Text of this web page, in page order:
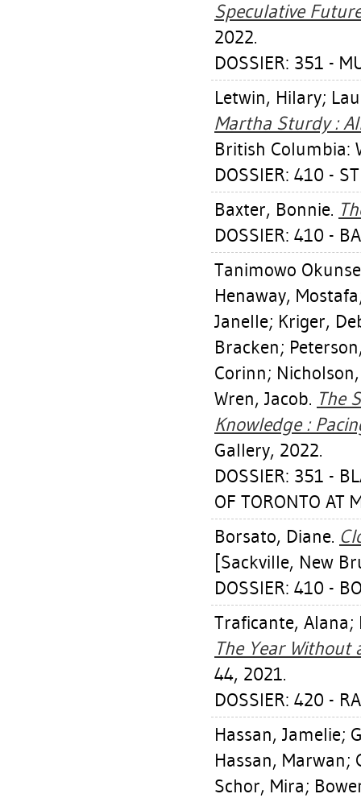
Speculative
2022.
DOSSIER: 351 -
Letwin, Hilary;
Martha Sturdy :
British Columbia:
DOSSIER: 410 -
Baxter, Bonnie.
DOSSIER: 410 -
Tanimowo
Henaway, Mostafa
Janelle; Kriger,
Bracken;
Corinn;
Wren, Jacob. The
Knowledge :
Gallery, 2022.
DOSSIER: 351 -
OF TORONTO AT
Borsato, Diane.
[Sackville, New
DOSSIER: 410 -
Traficante, Alana;
The Year Without
44, 2021.
DOSSIER: 420 -
Hassan, Jamelie;
Hassan, Marwan;
Schor, Mira;